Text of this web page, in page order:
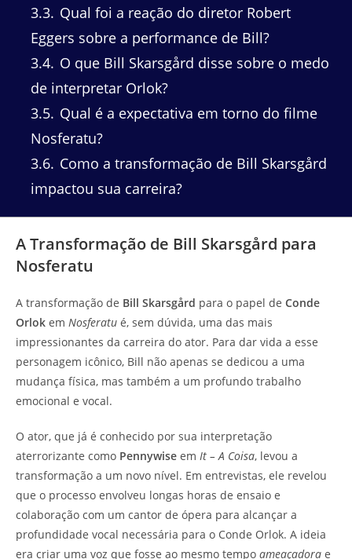
3.3 Qual foi a reação do diretor Robert
Eggers sobre a performance de Bill?
3.4 O que Bill Skarsgård disse sobre o medo
de interpretar Orlok?
3.5 Qual é a expectativa em torno do filme
Nosferatu?
3.6 Como a transformação de Bill Skarsgård
impactou sua carreira?
A Transformação de Bill Skarsgård para
Nosferatu
A transformação de Bill Skarsgård para o papel de Conde
Orlok em Nosferatu é, sem dúvida, uma das mais
impressionantes da carreira do ator. Para dar vida a esse
personagem icônico, Bill não apenas se dedicou a uma
mudança física, mas também a um profundo trabalho
emocional e vocal.
O ator, que já é conhecido por sua interpretação
aterrorizante como Pennywise em It – A Coisa, levou a
transformação a um novo nível. Em entrevistas, ele revelou
que o processo envolveu longas horas de ensaio e
colaboração com um cantor de ópera para alcançar a
profundidade vocal necessária para o Conde Orlok. A ideia
era criar uma voz que fosse ao mesmo tempo ameaçadora e